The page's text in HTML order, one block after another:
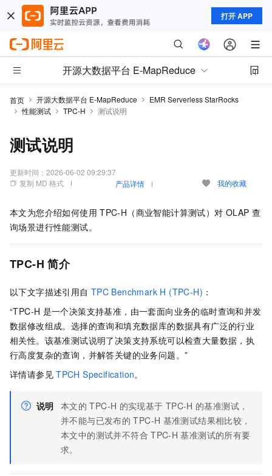
打开 APP
开源大数据平台 E-MapReduce
首页 开源大数据平台 E-MapReduce
EMR Serverless StarRocks
性能测试
TPC-H 测试说明
测试说明
更新时间： 2026-06-02 09:29:37
复制 MD 格式
产品详情 我的收藏
本文为您介绍如何使用 TPC-H（商业智能计算测试）对 OLAP 查
询场景进行性能测试。
TPC-H 简介
以下文字描述引用自 TPC Benchmark H (TPC-H) ：
“TPC-H 是一个决策支持基准，由一套面向业务的临时查询和并发
数据修改组成。选择的查询和填充数据库的数据具有广泛的行业
相关性。该基准测试说明了决策支持系统可以检查大量数据，执
行高度复杂的查询，并解答关键的业务问题。”
详情请参见 TPCH Specification。
说明 本文的 TPC-H 的实现基于 TPC-H 的基准测试，
并不能与已发布的 TPC-H 基准测试结果相比较，
本文中的测试并不符合 TPC-H 基准测试的所有要
求。